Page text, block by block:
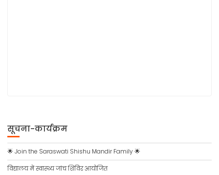
सूचना-कार्यक्रम
🌟 Join the Saraswati Shishu Mandir Family 🌟
विद्यालय में स्वास्थ्य जांच शिविर आयोजित